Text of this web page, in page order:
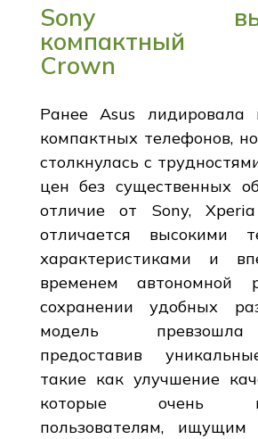
Sony
компактный
Crown
Ранее Asus лидировала
компактных телефонов,
столкнулась с
цен без существенных
отличие от Sony,
отличается высокими
характеристиками и
временем автономной
сохранении удобных
модель
предоставив
такие как улучшение
которые очень
пользователям, ищущим